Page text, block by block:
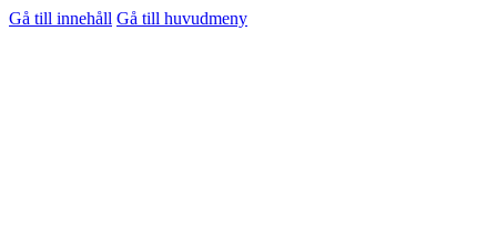
Gå till innehåll Gå till huvudmeny